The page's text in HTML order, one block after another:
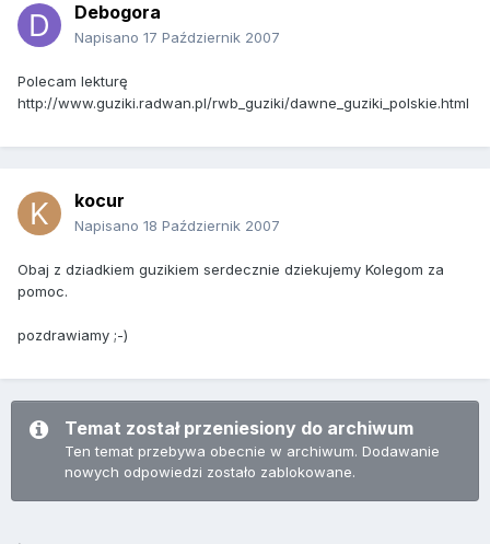
Debogora
Napisano 17 Październik 2007
Polecam lekturę
http://www.guziki.radwan.pl/rwb_guziki/dawne_guziki_polskie.html
kocur
Napisano 18 Październik 2007
Obaj z dziadkiem guzikiem serdecznie dziekujemy Kolegom za
pomoc.
pozdrawiamy ;-)
Temat został przeniesiony do archiwum
Ten temat przebywa obecnie w archiwum. Dodawanie
nowych odpowiedzi zostało zablokowane.